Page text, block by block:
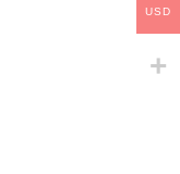
USD